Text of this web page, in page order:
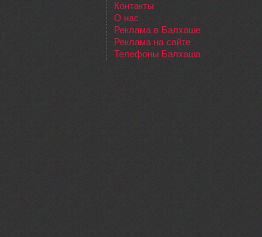
Контакты
О нас
Реклама в Балхаше
Реклама на сайте
Телефоны Балхаша